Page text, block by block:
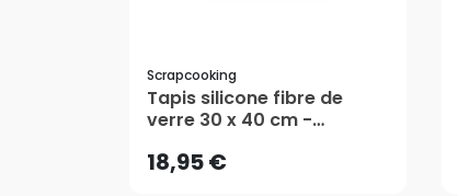
Scrapcooking
Tapis silicone fibre de
verre 30 x 40 cm -
18,95 €
18,95 €
AJOUTER AU PANIER